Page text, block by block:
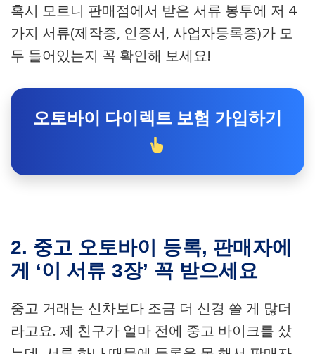
혹시 모르니 판매점에서 받은 서류 봉투에 저 4
가지 서류(제작증, 인증서, 사업자등록증)가 모
두 들어있는지 꼭 확인해 보세요!
오토바이 다이렉트 보험 가입하기
2. 중고 오토바이 등록, 판매자에
게 ‘이 서류 3장’ 꼭 받으세요
중고 거래는 신차보다 조금 더 신경 쓸 게 많더
라고요. 제 친구가 얼마 전에 중고 바이크를 샀